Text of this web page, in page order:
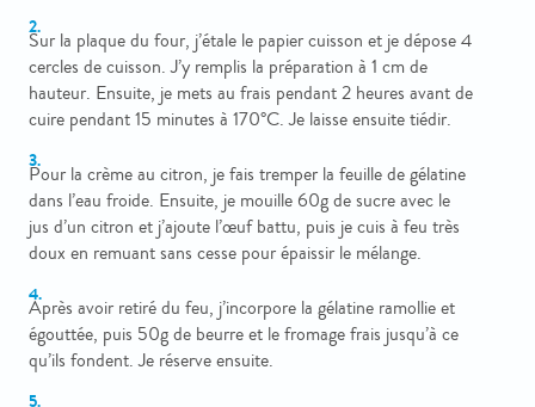
Sur la plaque du four, j’étale le papier cuisson et je dépose 4
cercles de cuisson. J’y remplis la préparation à 1 cm de
hauteur. Ensuite, je mets au frais pendant 2 heures avant de
cuire pendant 15 minutes à 170°C. Je laisse ensuite tiédir.
Pour la crème au citron, je fais tremper la feuille de gélatine
dans l’eau froide. Ensuite, je mouille 60g de sucre avec le
jus d’un citron et j’ajoute l’œuf battu, puis je cuis à feu très
doux en remuant sans cesse pour épaissir le mélange.
Après avoir retiré du feu, j’incorpore la gélatine ramollie et
égouttée, puis 50g de beurre et le fromage frais jusqu’à ce
qu’ils fondent. Je réserve ensuite.